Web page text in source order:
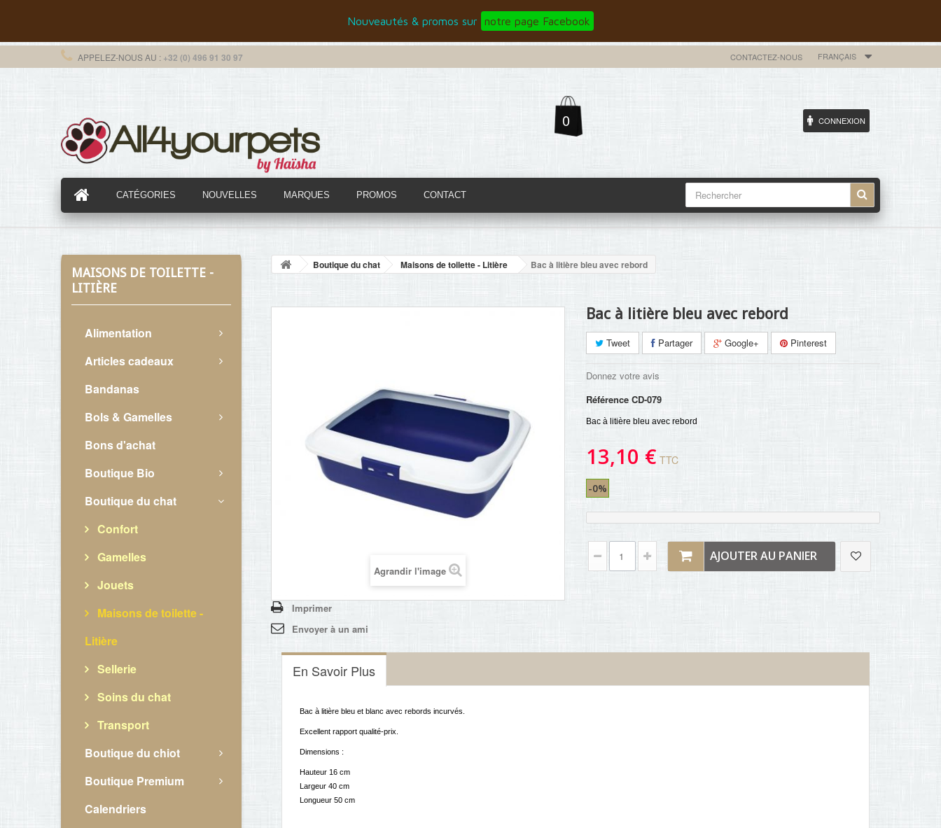
Nouveautés & promos sur notre page Facebook
FRANÇAIS
CONTACTEZ-NOUS
APPELEZ-NOUS AU : +32 (0) 496 91 30 97
0 CONNEXION
CATÉGORIES NOUVELLES MARQUES PROMOS CONTACT
MAISONS DE TOILETTE -
LITIÈRE
Alimentation
Articles cadeaux
Bandanas
Bols & Gamelles
Bons d'achat
Boutique Bio
Boutique du chat
Confort
Gamelles
Jouets
Maisons de toilette -
Litière
Sellerie
Soins du chat
Transport
Boutique du chiot
Boutique Premium
Calendriers
Boutique du chat Maisons de toilette - Litière Bac à litière bleu avec rebord
Agrandir l'image
Imprimer
Envoyer à un ami
Bac à litière bleu avec rebord
Tweet Partager Google+ Pinterest
Donnez votre avis
Référence CD-079
Bac à litière bleu avec rebord
13,10 € TTC
-0%
AJOUTER AU PANIER
En Savoir Plus
Bac à litière bleu et blanc avec rebords incurvés.
Excellent rapport qualité-prix.
Dimensions :
Hauteur 16 cm
Largeur 40 cm
Longueur 50 cm